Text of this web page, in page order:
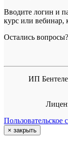
Вводите логин и
курс или вебинар,
Остались
ИП
Пользовательское
× закрыть